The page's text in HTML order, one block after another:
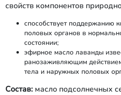
свойств компонентов
способствует поддержанию
половых органов в
состоянии;
эфирное масло лаванды
ранозаживляющим
тела и наружных половых
Состав:масло подсолнечных